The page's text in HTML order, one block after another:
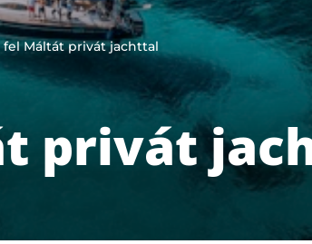
fel Máltát privát jachttal
privát